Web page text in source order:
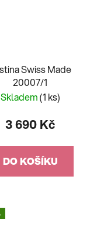
Swiss Made
20007/1
Skladem(1 ks)
3 690 Kč
DO KOŠÍKU